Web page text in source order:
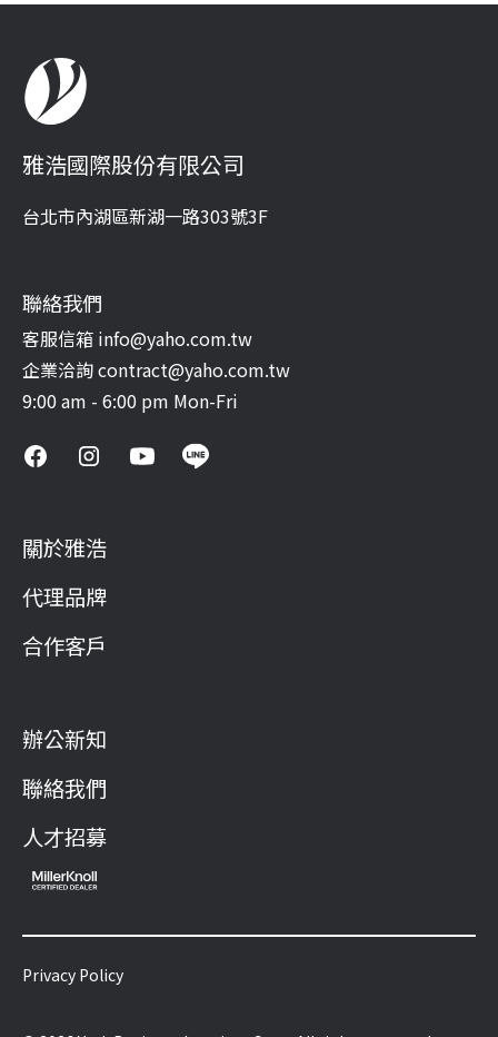
雅浩國際股份有限公司
台北市內湖區新湖一路303號3F
聯絡我們
客服信箱 info@yaho.com.tw
企業洽詢 contract@yaho.com.tw
9:00 am - 6:00 pm Mon-Fri
關於雅浩
代理品牌
合作客戶
辦公新知
聯絡我們
人才招募
Privacy Policy